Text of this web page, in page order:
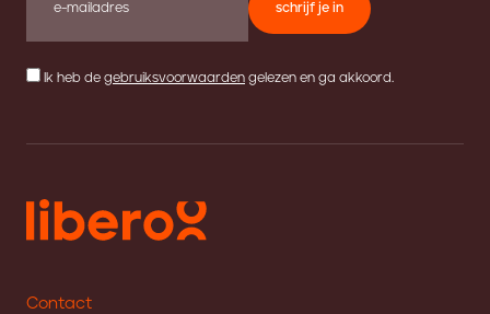
schrijf je in
Ik heb de gebruiksvoorwaarden gelezen en ga akkoord.
Contact